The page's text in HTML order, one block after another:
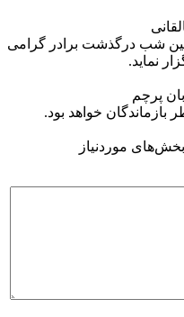
شب درگذشت برادر گرامی
نماید.
پرچم
خواهد بود.
بخش‌های موردنیاز